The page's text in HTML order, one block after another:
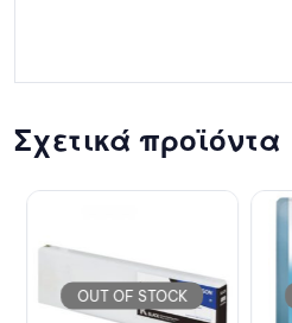
Σχετικά προϊόντα
OUT OF STOCK